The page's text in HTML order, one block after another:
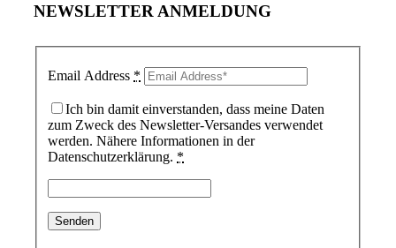
NEWSLETTER ANMELDUNG
Email Address *
Ich bin damit einverstanden, dass meine Daten
zum Zweck des Newsletter-Versandes verwendet
werden. Nähere Informationen in der
Datenschutzerklärung. *